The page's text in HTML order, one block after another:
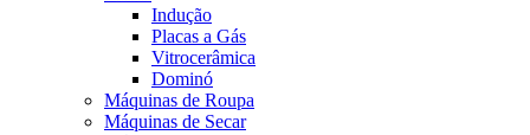
Indução
Placas a Gás
Vitrocerâmica
Dominó
Máquinas de Roupa
Máquinas de Secar